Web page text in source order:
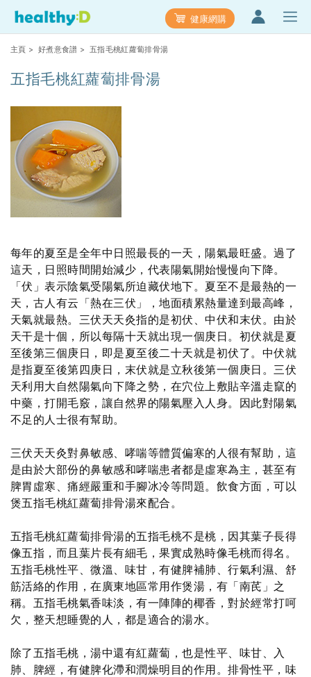
健康網購
主頁 好煮意食譜 > 五指毛桃紅蘿蔔排骨湯
五指毛桃紅蘿蔔排骨湯
每年的夏至是全年中日照最長的一天，陽氣最旺盛。過了
這天，日照時間開始減少，代表陽氣開始慢慢向下降。
「伏」表示陰氣受陽氣所迫藏伏地下。夏至不是最熱的一
天，古人有云「熱在三伏」，地面積累熱量達到最高峰，
天氣就最熱。三伏天天灸指的是初伏、中伏和末伏。由於
天干是十個，所以每隔十天就出現一個庚日。初伏就是夏
至後第三個庚日，即是夏至後二十天就是初伏了。中伏就
是指夏至後第四庚日，末伏就是立秋後第一個庚日。三伏
天利用大自然陽氣向下降之勢，在穴位上敷貼辛溫走竄的
中藥，打開毛竅，讓自然界的陽氣壓入人身。因此對陽氣
不足的人士很有幫助。
三伏天天灸對鼻敏感、哮喘等體質偏寒的人很有幫助，這
是由於大部份的鼻敏感和哮喘患者都是虛寒為主，甚至有
脾胃虛寒、痛經嚴重和手腳冰冷等問題。飲食方面，可以
煲五指毛桃紅蘿蔔排骨湯來配合。
五指毛桃紅蘿蔔排骨湯的五指毛桃不是桃，因其葉子長得
像五指，而且葉片長有細毛，果實成熟時像毛桃而得名。
五指毛桃性平、微溫、味甘，有健脾補肺、行氣利濕、舒
筋活絡的作用，在廣東地區常用作煲湯，有「南芪」之
稱。五指毛桃氣香味淡，有一陣陣的椰香，對於經常打呵
欠，整天想睡覺的人，都是適合的湯水。
除了五指毛桃，湯中還有紅蘿蔔，也是性平、味甘、入
肺、脾經，有健脾化滯和潤燥明目的作用。排骨性平，味